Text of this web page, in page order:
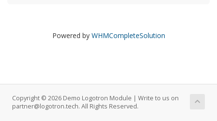
Powered by WHMCompleteSolution
Copyright © 2026 Demo Logotron Module | Write to us on
partner@logotron.tech. All Rights Reserved.